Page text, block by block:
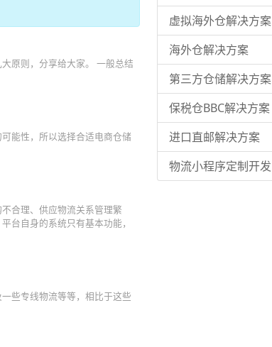
原则，分享给大家。 一般总结
能性，所以选择合适电商仓储
合理、供应物流关系管理繁
台自身的系统只有基本功能，
些专线物流等等，相比于这些
虚拟海外仓解决方案
海外仓解决方案
第三方仓储解决方案
保税仓BBC解决方案
进口直邮解决方案
物流小程序定制开发